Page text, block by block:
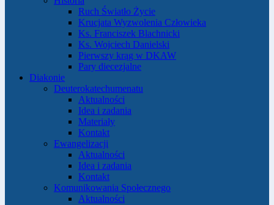
Ruch Światło Życie
Krucjata Wyzwolenia Człowieka
Ks. Franciszek Blachnicki
Ks. Wojciech Danielski
Pierwszy krąg w DKAW
Pary diecezjalne
Diakonie
Deuterokatechumenatu
Aktualności
Idea i zadania
Materiały
Kontakt
Ewangelizacji
Aktualności
Idea i zadania
Kontakt
Komunikowania Społecznego
Aktualności